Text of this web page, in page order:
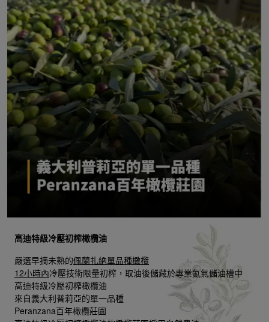
高迪特級冷壓初榨橄欖油
嚴選早摘未熟的佩蘭扎納單品種橄欖
12小時內冷壓技術限量初榨，取油後儲藏於專業氮氣儲油槽中
高迪特級冷壓初榨橄欖油
來自義大利普莉亞的單一品種
Peranzana百年橄欖莊園